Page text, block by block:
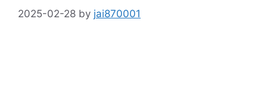
2025-02-28 by jai870001